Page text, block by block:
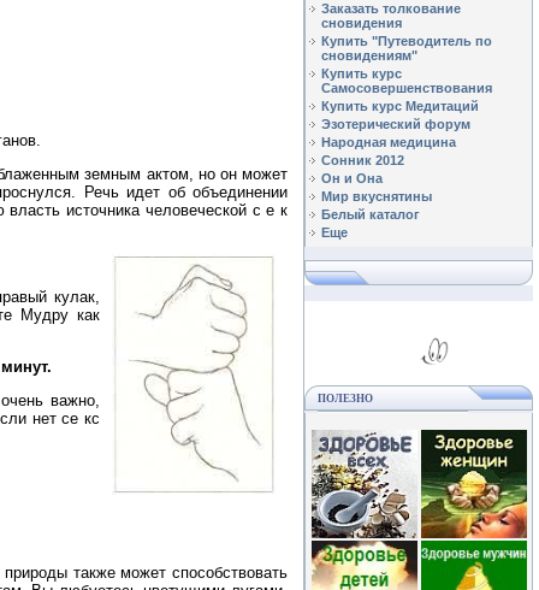
земным актом, но он может
Речь идет об объединении
источника человеческой с е к
кулак,
Мудру как
важно,
нет се кс
также может способствовать
Заказать толкование
сновидения
Купить "Путеводитель по
сновидениям"
Купить курс
Самосовершенствования
Купить курс Медитаций
Эзотерический форум
Народная медицина
Сонник 2012
Он и Она
Мир вкуснятины
Белый каталог
Еще
ПОЛЕЗНО